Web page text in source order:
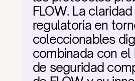
FLOW. La claridad
regulatoria en
coleccionables
combinada con el
de seguridad